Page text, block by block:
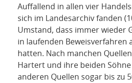
Auffallend in allen vier
sich im Landesarchiv fanden
Umstand, dass immer wieder
in laufenden Beweisverfahren
hatten. Nach manchen
Hartert und ihre beiden Söhne
anderen Quellen sogar bis zu